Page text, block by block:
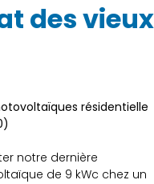
des vieux
résidentielle
notre dernière
de 9 kWc chez un